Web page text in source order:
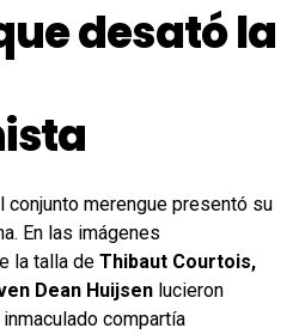
desató la
conjunto merengue presentó su
En las imágenes
la talla de Thibaut Courtois,
Dean Huijsen lucieron
compartía